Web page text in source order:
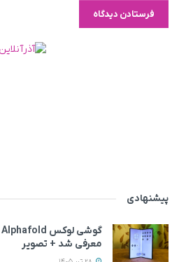
پیشنهادی
معرفی شد + تصویر